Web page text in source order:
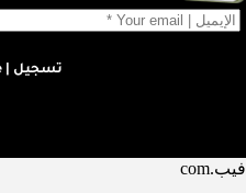
تسجيل | Subscribe
فيب.com